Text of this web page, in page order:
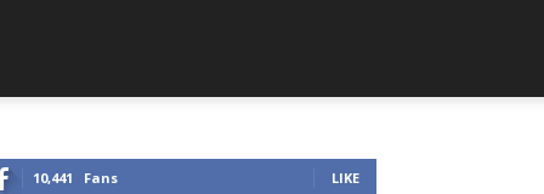
10,441 Fans LIKE